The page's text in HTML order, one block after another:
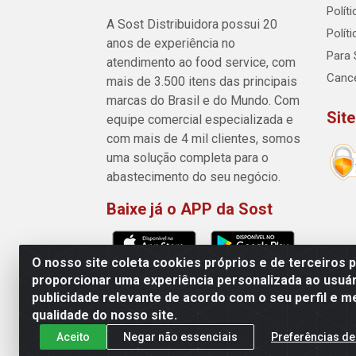
O nosso site coleta cookies próprios e de terceiros
proporcionar uma experiência personalizada ao
publicidade relevante de acordo com o seu perfil e
qualidade do nosso site.
Aceito Negar não essenciais Preferências
A Sost Distribuidora possui 20
anos de experiência no
atendimento ao food service, com
mais de 3.500 itens das principais
marcas do Brasil e do Mundo. Com
equipe comercial especializada e
com mais de 4 mil clientes, somos
uma solução completa para o
abastecimento do seu negócio.
Baixe já o APP da Sost
Para
Sost Distribuidora - Rua